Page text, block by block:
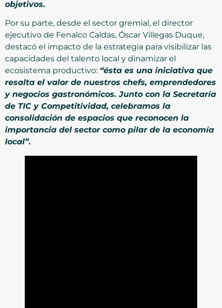
objetivos.
Por su parte, desde el sector gremial, el director
ejecutivo de Fenalco Caldas, Óscar Villegas Duque,
destacó el impacto de la estrategia para visibilizar las
capacidades del talento local y dinamizar el
ecosistema productivo: “ésta es una iniciativa que
resalta el valor de nuestros chefs, emprendedores
y negocios gastronómicos. Junto con la Secretaría
de TIC y Competitividad, celebramos la
consolidación de espacios que reconocen la
importancia del sector como pilar de la economía
local”.